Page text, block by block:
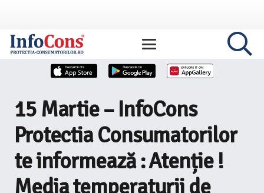
15 Martie – InfoCons
Protectia Consumatorilor
te informează : Atenție !
Media temperaturii de